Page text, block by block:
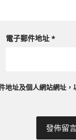
電子郵件地址 *
地址及個人網站網址，